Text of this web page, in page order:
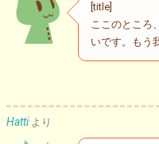
[title]
ここのところ
いです。もう
Hatti より